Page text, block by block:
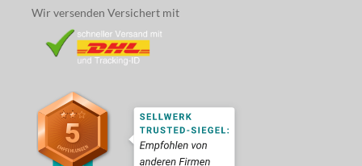
Wir versenden Versichert mit